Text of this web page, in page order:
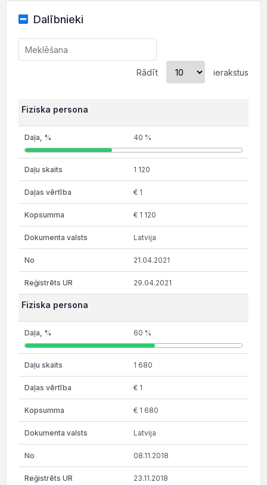
Dalībnieki
Rādīt ierakstus
Fiziska persona
40 %
1 120
€ 1
€ 1 120
Latvija
21.04.2021
29.04.2021
Fiziska persona
60 %
1 680
€ 1
€ 1 680
Latvija
08.11.2018
23.11.2018